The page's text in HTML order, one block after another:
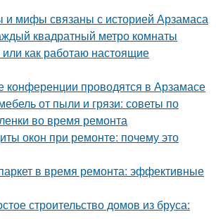
и мифы связаны с историей Арзамаса
квадратный метро комнаты
как работаю настоящие
конференции проводятся в Арзамасе
от пыли и грязи: советы по
во время ремонта
окон при ремонте: почему это
в время ремонта: эффективные
строительство домов из бруса: